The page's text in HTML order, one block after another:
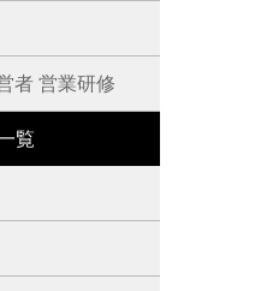
者 営業研修
覧